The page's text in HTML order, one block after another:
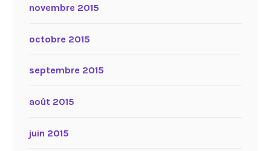
novembre 2015
octobre 2015
septembre 2015
août 2015
juin 2015